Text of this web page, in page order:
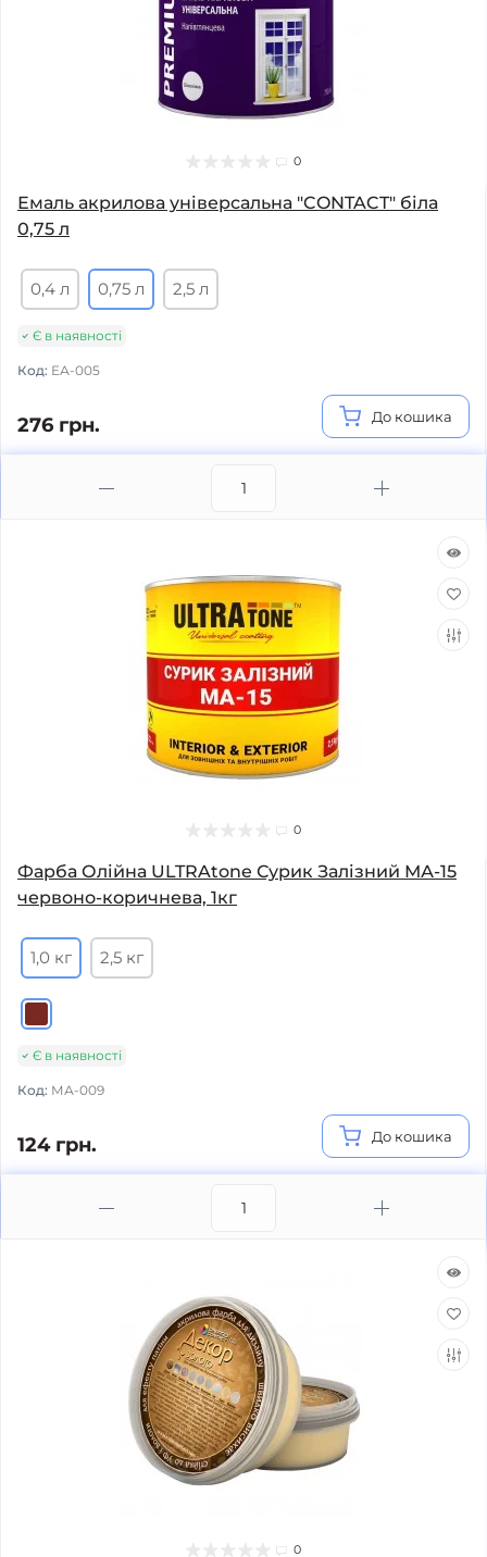
0
Емаль акрилова універсальна "CONTACT" біла
0,75 л
0,4 л 0,75 л 2,5 л
Є в наявності
Код: ЕА-005
276 грн. До кошика
0
Фарба Олійна ULTRAtone Сурик Залізний МА-15
червоно-коричнева, 1кг
1,0 кг 2,5 кг
Є в наявності
Код: МА-009
124 грн. До кошика
0